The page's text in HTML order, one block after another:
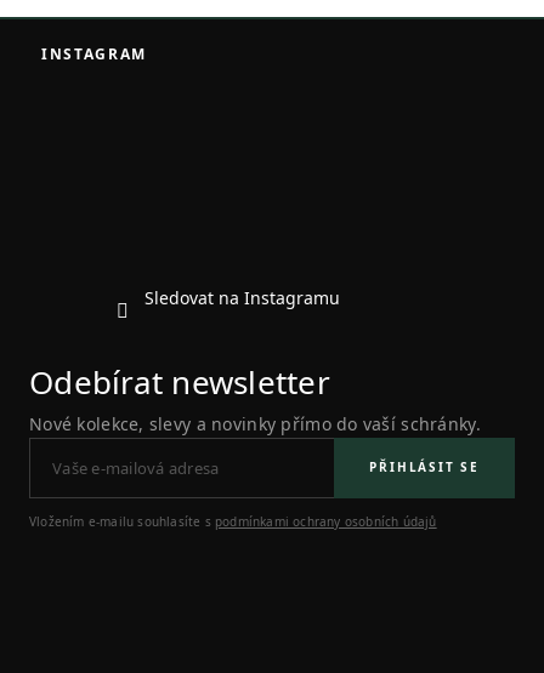
Z
INSTAGRAM
Sledovat na Instagramu
Odebírat newsletter
Nové kolekce, slevy a novinky přímo do vaší schránky.
PŘIHLÁSIT SE
Vložením e-mailu souhlasíte s podmínkami ochrany osobních údajů